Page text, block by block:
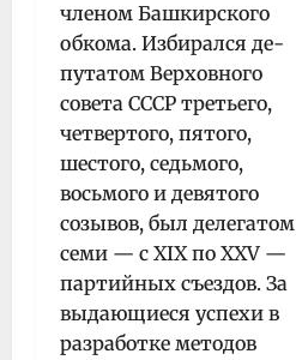
членом Башкирского
обкома. Избирался де­
путатом Верховного
совета СССР третьего,
четверто­го, пятого,
шестого, седьмого,
восьмого и девятого
созывов, был делегатом
семи — с XIX по XXV —
пар­тийных съездов. За
выдающиеся успехи в
разработке методов